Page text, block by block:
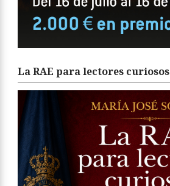
La RAE para lectores curiosos